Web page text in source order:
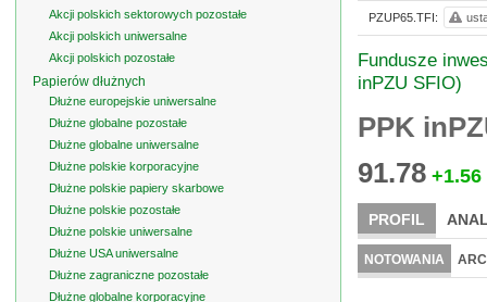
Fundusze
inPZU SFIO)
PPK
91.78 +1.56
PROFIL
NOTOWANIA
PZUP65.TFI:
Akcji polskich sektorowych pozostałe
Akcji polskich uniwersalne
Akcji polskich pozostałe
Papierów dłużnych
Dłużne europejskie uniwersalne
Dłużne globalne pozostałe
Dłużne globalne uniwersalne
Dłużne polskie korporacyjne
Dłużne polskie papiery skarbowe
Dłużne polskie pozostałe
Dłużne polskie uniwersalne
Dłużne USA uniwersalne
Dłużne zagraniczne pozostałe
Dłużne globalne korporacyjne